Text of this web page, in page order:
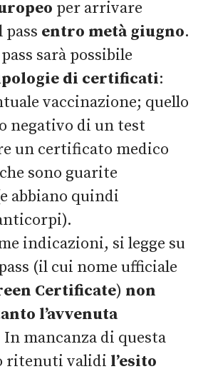
per arrivare
pass entro metà giugno.
sarà possibile
di certificati:
vaccinazione; quello
negativo di un test
un certificato medico
sono guarite
abbiano quindi
indicazioni, si legge su
(il cui nome ufficiale
Certificate) non
l’avvenuta
In mancanza di questa
ritenuti validi l’esito